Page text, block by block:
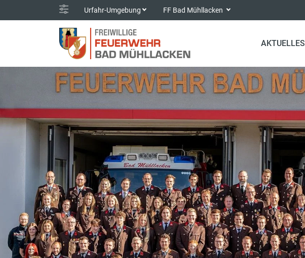
Urfahr-Umgebung FF Bad Mühllacken
AKTUELLES